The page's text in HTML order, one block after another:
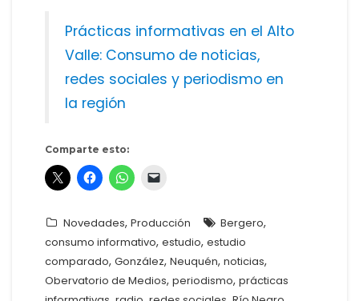
Prácticas informativas en el Alto
Valle: Consumo de noticias,
redes sociales y periodismo en
la región
Comparte esto:
Novedades, Producción Bergero,
consumo informativo, estudio, estudio
comparado, González, Neuquén, noticias,
Obervatorio de Medios, periodismo, prácticas